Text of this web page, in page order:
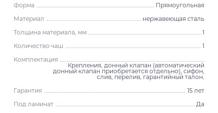
Форма
Прямоугольная
Материал
нержавеющая сталь
Толщина материала, мм
1
Количество чаш
1
Комплектация
Крепления, донный клапан (автоматический
донный клапан приобретается отдельно), сифон,
слив, перелив, гарантийный талон.
Гарантия
15 лет
Под ламинат
Да